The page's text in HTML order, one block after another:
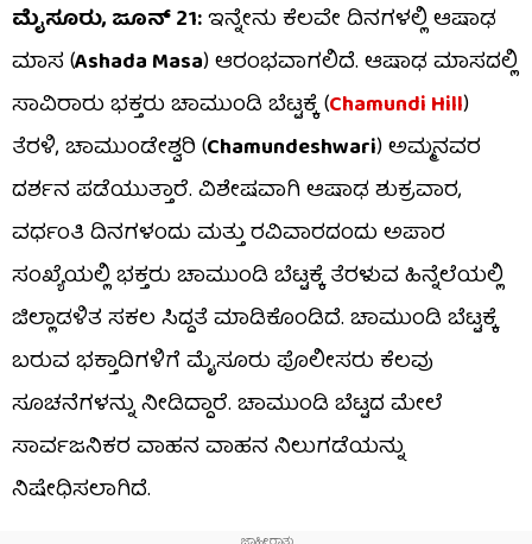
ಮೈಸೂರು, ಜೂನ್​ 21:ಇನ್ನೇನು ಕೆಲವೇ ದಿನಗಳಲ್ಲಿ ಆಷಾಢ
ಮಾಸ (Ashada Masa) ಆರಂಭವಾಗಲಿದೆ. ಆಷಾಢ ಮಾಸದಲ್ಲಿ
ಸಾವಿರಾರು ಭಕ್ತರು ಚಾಮುಂಡಿ ಬೆಟ್ಟಕ್ಕೆ (Chamundi Hill)
ತೆರಳಿ, ಚಾಮುಂಡೇಶ್ವರಿ (Chamundeshwari) ಅಮ್ಮನವರ
ದರ್ಶನ ಪಡೆಯುತ್ತಾರೆ. ವಿಶೇಷವಾಗಿ ಆಷಾಢ ಶುಕ್ರವಾರ,
ವರ್ಧಂತಿ ದಿನಗಳಂದು ಮತ್ತು ರವಿವಾರದಂದು ಅಪಾರ
ಸಂಖ್ಯೆಯಲ್ಲಿ ಭಕ್ತರು ಚಾಮುಂಡಿ ಬೆಟ್ಟಕ್ಕೆ ತೆರಳುವ ಹಿನ್ನೆಲೆಯಲ್ಲಿ
ಜಿಲ್ಲಾಡಳಿತ ಸಕಲ ಸಿದ್ದತೆ ಮಾಡಿಕೊಂಡಿದೆ. ಚಾಮುಂಡಿ ಬೆಟ್ಟಕ್ಕೆ
ಬರುವ ಭಕ್ತಾದಿಗಳಿಗೆ ಮೈಸೂರು ಪೊಲೀಸರು ಕೆಲವು
ಸೂಚನೆಗಳನ್ನು ನೀಡಿದ್ದಾರೆ. ಚಾಮುಂಡಿ ಬೆಟ್ಟದ ಮೇಲೆ
ಸಾರ್ವಜನಿಕರ ವಾಹನ ವಾಹನ ನಿಲುಗಡೆಯನ್ನು
ನಿಷೇಧಿಸಲಾಗಿದೆ.